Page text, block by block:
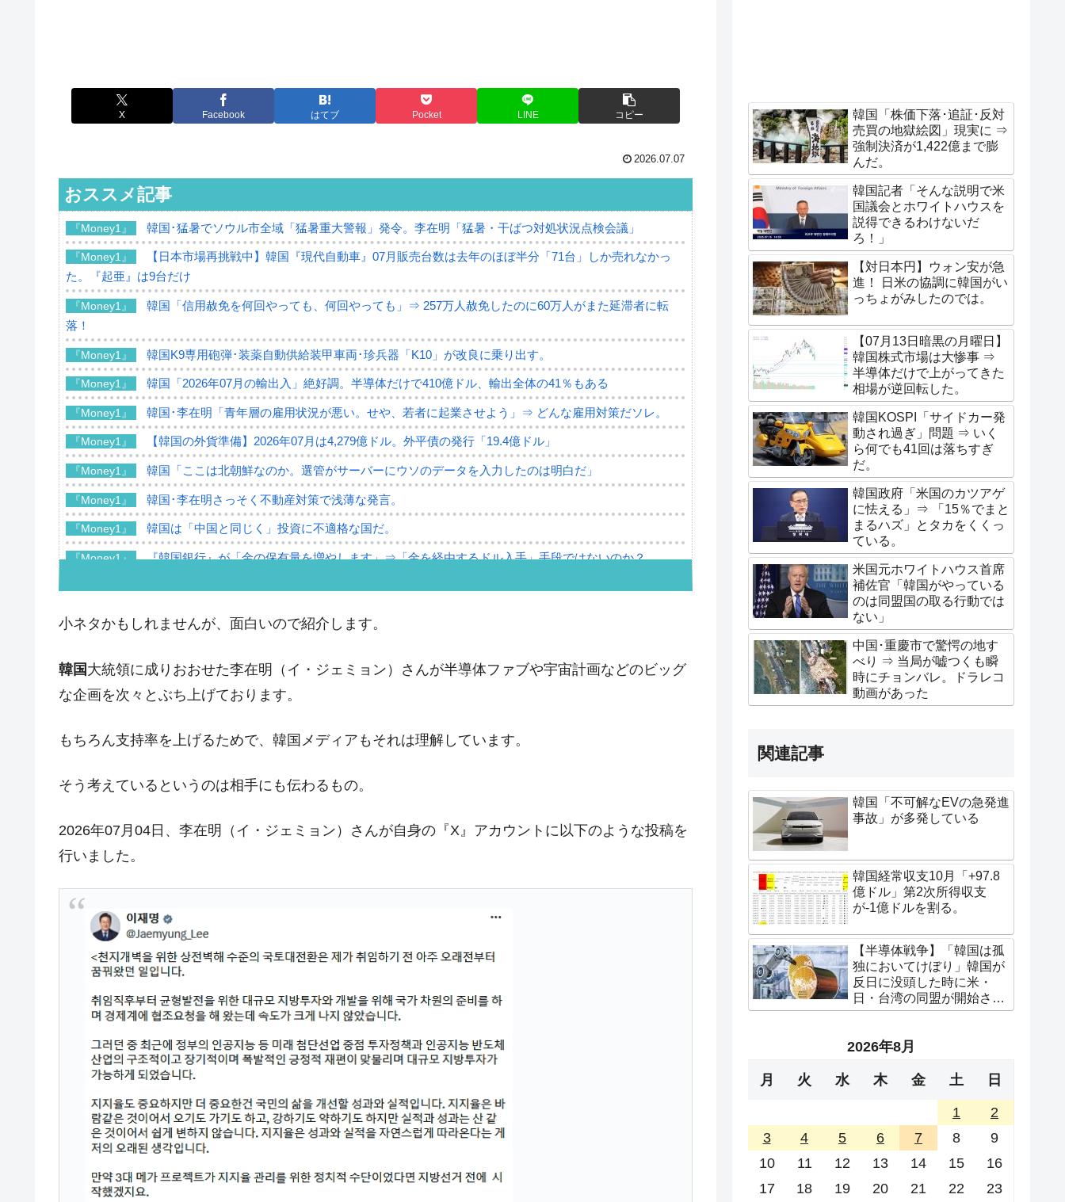
X Facebook はてブ Pocket LINE コピー
2026.07.07
おススメ記事
『Money1』 韓国･猛暑でソウル市全域「猛暑重大警報」発令。李在明「猛暑・干ばつ対処状況点検会議」
『Money1』
【日本市場再挑戦中】韓国『現代自動車』07月販売台数は去年のほぼ半分「71台」しか売れなかっ
た。『起亜』は9台だけ
『Money1』
韓国「信用赦免を何回やっても、何回やっても」⇒ 257万人赦免したのに60万人がまた延滞者に転
落！
『Money1』 韓国K9専用砲弾･装薬自動供給装甲車両･珍兵器「K10」が改良に乗り出す。
『Money1』 韓国「2026年07月の輸出入」絶好調。半導体だけで410億ドル、輸出全体の41％もある
『Money1』 韓国･李在明「青年層の雇用状況が悪い。せや、若者に起業させよう」⇒ どんな雇用対策だソレ。
『Money1』 【韓国の外貨準備】2026年07月は4,279億ドル。外平債の発行「19.4億ドル」
『Money1』 韓国「ここは北朝鮮なのか。選管がサーバーにウソのデータを入力したのは明白だ」
『Money1』 韓国･李在明さっそく不動産対策で浅薄な発言。
『Money1』 韓国は「中国と同じく」投資に不適格な国だ。
『Money1』 『韓国銀行』が「金の保有量を増やします」⇒「金を経由するドル入手」手段ではないのか？
『Money1』 韓国･帰ってきた李在明。李在明を支持しない「50.5％」に上昇
壟断
『Money1』 韓国･警察職員が「丸刈りになって抗議活動」
『Money1』 韓国製造業「半導体絶好調」のウラで他業種は全般的「不調」⇒ PSIが示す現況は決して良くない。
『Money1』 【米韓激突案件】韓国消費者院が『クーパン』1人当たり賠償10万ウォンを認定 ⇒ 総額3兆7,000億
『Money1』 韓国型イージス搭載の次世代駆逐艦「KDDX」1番艦、2032年竣工と公示
『Money1』
1.9倍！
『Money1』
在韓米国大使スティールが着韓！⇒ さっそく空港に詰めかけ「出て行け！」「極右勢力」のプラカー
ドを掲げる「在韓反米勢力」
『Money1』 韓国政府「2035年までに18.4GW規模のAIデータセンター整備」⇒ だから無理だってば。
『Money1』 JPモルガン「韓国レバレッジETFの清算はほぼ終わった」
『Money1』 韓国『国民年金公団』株価暴落で200兆蒸発。
『Money1』 韓国政府「ニセＫ-ブランドを通報しようキャンペーン」⇒ あの名物教授も登場！
『Money1』 韓国「橋が落ちました」⇒ 耐久性「なさすぎ」では。
『Money1』 韓国鉄鋼最大手『POSCO』ズブズブ沈む。営業利益80.2％も減少
する差別。許してはおかぬ
小ネタかもしれませんが、面白いので紹介します。
韓国 大統領に成りおおせた李在明（イ・ジェミョン）さんが半導体ファブや宇宙計画などのビッグ
な企画を次々とぶち上げております。
もちろん支持率を上げるためで、韓国メディアもそれは理解しています。
そう考えているというのは相手にも伝わるもの。
2026年07月04日、李在明（イ・ジェミョン）さんが自身の『X』アカウントに以下のような投稿を
行いました。
韓国「株価下落･追証･反対
売買の地獄絵図」現実に ⇒
強制決済が1,422億まで膨
んだ。
韓国記者「そんな説明で米
国議会とホワイトハウスを
説得できるわけないだ
ろ！」
【対日本円】ウォン安が急
進！ 日米の協調に韓国がい
っちょがみしたのでは。
【07月13日暗黒の月曜日】
韓国株式市場は大惨事 ⇒
半導体だけで上がってきた
相場が逆回転した。
韓国KOSPI「サイドカー発
動され過ぎ」問題 ⇒ いく
ら何でも41回は落ちすぎ
だ。
韓国政府「米国のカツアゲ
に怯える」⇒ 「15％でまと
まるハズ」とタカをくくっ
ている。
米国元ホワイトハウス首席
補佐官「韓国がやっている
のは同盟国の取る行動では
ない」
中国･重慶市で驚愕の地す
べり ⇒ 当局が嘘つくも瞬
時にチョンバレ。ドラレコ
動画があった
関連記事
韓国「不可解なEVの急発進
事故」が多発している
韓国経常収支10月「+97.8
億ドル」第2次所得収支
が-1億ドルを割る。
【半導体戦争】「韓国は孤
独においてけぼり」韓国が
反日に没頭した時に米・
日・台湾の同盟が開始され
た
2026年8月
月 火 水 木 金 土 日
1
2
3
4 5 6 7 8
9
10
11 12 13 14 15
16
17
18 19 20 21 22
23